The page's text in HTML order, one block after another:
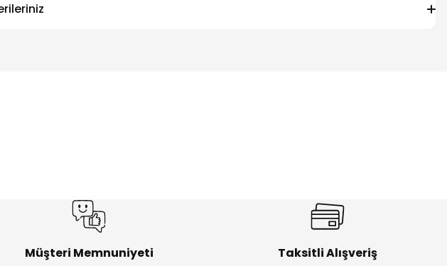
Müşteri Memnuniyeti Taksitli Alışveriş